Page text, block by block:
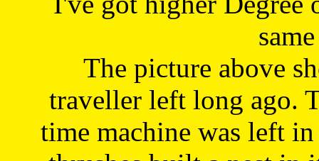
The picture above
traveller left long ago.
time machine was left